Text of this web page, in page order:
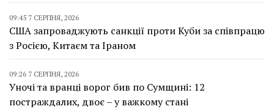
09:45 7 СЕРПНЯ, 2026
США запроваджують санкції проти Куби за співпрацю
з Росією, Китаєм та Іраном
09:26 7 СЕРПНЯ, 2026
Уночі та вранці ворог бив по Сумщині: 12
постраждалих, двоє – у важкому стані